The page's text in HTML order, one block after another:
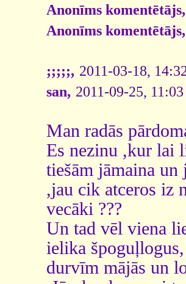
Anonīms komentētājs,
Anonīms komentētājs,
;;;;;, 2011-03-18,
san, 2011-09-25,
Man radās
Es nezinu ,kur lai
tiešām jāmaina
,jau cik atceros iz
vecāki ???
Un tad vēl viena
ielika
durvīm mājās un